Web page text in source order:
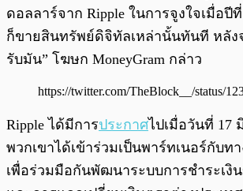
ดอลลาร์จาก Ripple ในการจูงใจเมื่อปี
ก็ขายสินทรัพย์ดิจิทัลเหล่านั้นทันที หลัง
รับมัน” โฆษก MoneyGram กล่าว
https://twitter.com/TheBlock__/status/
Ripple ได้มีการประกาศไปเมื่อวันที่ 17
พวกเขาได้เข้าร่วมเป็นพาร์ทเนอร์กับทา
เพื่อร่วมมือกันพัฒนาระบบการชำระเ